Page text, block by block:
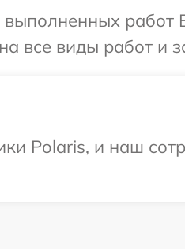
выполненных
все виды работ и
Polaris, и наш